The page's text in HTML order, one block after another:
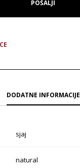
DODATNE INFORMACIJE
sjaj
natural